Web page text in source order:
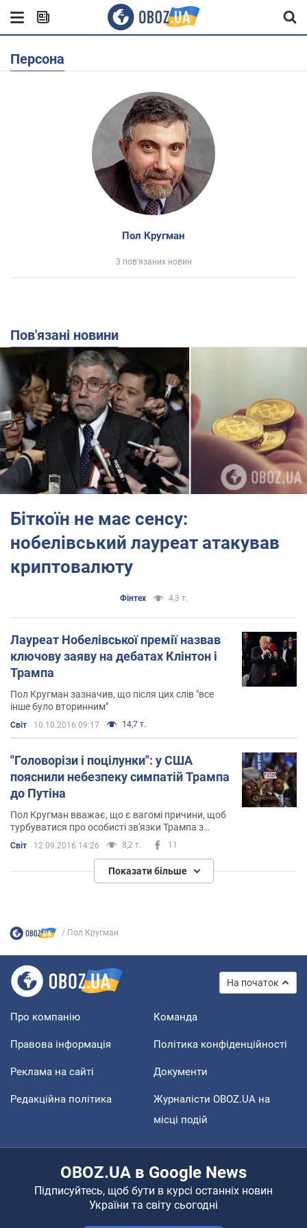
Персона
Пол Кругман
3 пов'язаних новин
Пов'язані новини
Біткоїн не має сенсу:
нобелівський лауреат атакував
криптовалюту
Фінтех 4,3 т.
Лауреат Нобелівської премії назвав
ключову заяву на дебатах Клінтон і
Трампа
Пол Кругман зазначив, що після цих слів "все
інше було вторинним"
Світ 10.10.2016 09:17 14,7 т.
"Головорізи і поцілунки": у США
пояснили небезпеку симпатій Трампа
до Путіна
Пол Кругман вважає, що є вагомі причини, щоб
турбуватися про особисті зв'язки Трампа з
режимом Путіна
Світ 12.09.2016 14:26 8,2 т. 11
Показати більше
Пол Кругман
На початок
Про компанію Команда
Правова інформація Політика конфіденційності
Реклама на сайті Документи
Редакційна політика
Журналісти OBOZ.UA на
місці подій
OBOZ.UA в Google News
Підписуйтесь, щоб бути в курсі останніх новин
України та світу сьогодні